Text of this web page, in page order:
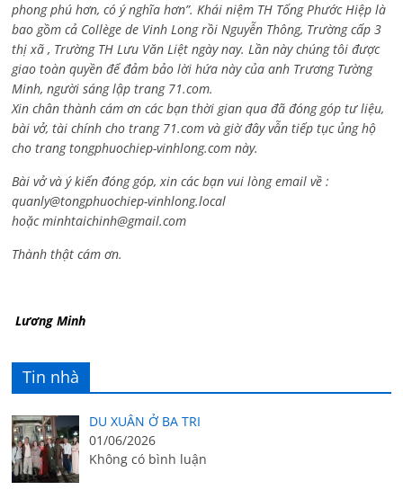
phong phú hơn, có ý nghĩa hơn”. Khái niệm TH Tống Phước Hiệp là
bao gồm cả Collège de Vinh Long rồi Nguyễn Thông, Trường cấp 3
thị xã , Trường TH Lưu Văn Liệt ngày nay. Lần này chúng tôi được
giao toàn quyền để đảm bảo lời hứa này của anh Trương Tường
Minh, người sáng lập trang 71.com.
Xin chân thành cám ơn các bạn thời gian qua đã đóng góp tư liệu,
bài vở, tài chính cho trang 71.com và giờ đây vẫn tiếp tục ủng hộ
cho trang tongphuochiep-vinhlong.com này.
Bài vở và ý kiến đóng góp, xin các bạn vui lòng email về :
quanly@tongphuochiep-vinhlong.local
hoặcminhtaichinh@gmail.com
Thành thật cám ơn.
Lương Minh
Tin nhà
DU XUÂN Ở BA TRI
01/06/2026
Không có bình luận